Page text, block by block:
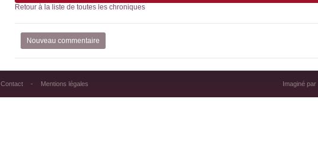
Retour à la liste de toutes les chroniques
Nouveau commentaire
Contact Mentions légales Imaginé par